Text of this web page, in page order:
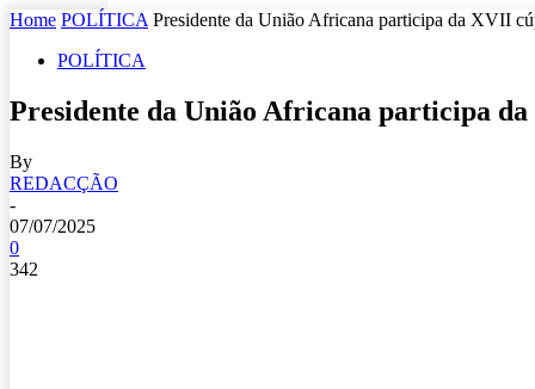
Home POLÍTICA Presidente da União Africana participa da XVII
POLÍTICA
Presidente da União Africana participa
By
REDACÇÃO
-
07/07/2025
0
342